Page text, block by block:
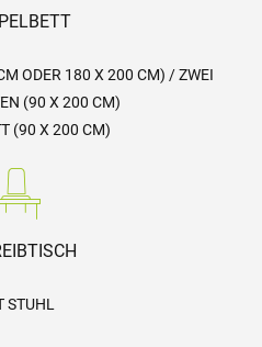
ODER 180 X 200 CM) / ZWEI
(90 X 200 CM)
(90 X 200 CM)
STUHL